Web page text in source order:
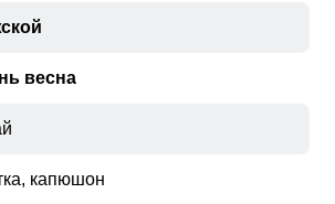
весна
капюшон